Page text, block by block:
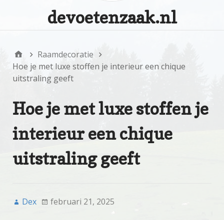
devoetenzaak.nl
Raamdecoratie
Hoe je met luxe stoffen je interieur een chique
uitstraling geeft
Hoe je met luxe stoffen je
interieur een chique
uitstraling geeft
Dex februari 21, 2025